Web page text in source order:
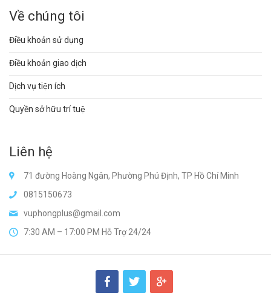
Về chúng tôi
Điều khoản sử dụng
Điều khoản giao dịch
Dịch vụ tiện ích
Quyền sở hữu trí tuệ
Liên hệ
71 đường Hoàng Ngân, Phường Phú Định, TP Hồ Chí Minh
0815150673
vuphongplus@gmail.com
7:30 AM – 17:00 PM Hỗ Trợ 24/24